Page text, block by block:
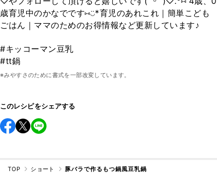
歳育児中のかなでです⑅◡̈*育児のあれこれ｜簡単こども
ごはん｜ママのためのお得情報など更新しています♪
#キッコーマン豆乳
#tt鍋
※みやすさのために書式を一部改変しています。
このレシピをシェアする
TOP ショート 豚バラで作るもつ鍋風豆乳鍋